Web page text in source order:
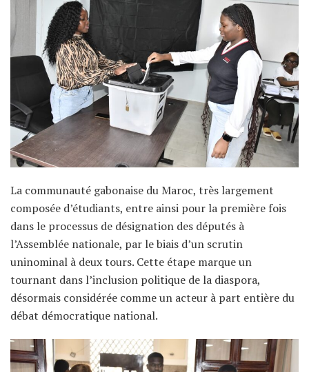
La communauté gabonaise du Maroc, très largement
composée d’étudiants, entre ainsi pour la première fois
dans le processus de désignation des députés à
l’Assemblée nationale, par le biais d’un scrutin
uninominal à deux tours. Cette étape marque un
tournant dans l’inclusion politique de la diaspora,
désormais considérée comme un acteur à part entière du
débat démocratique national.